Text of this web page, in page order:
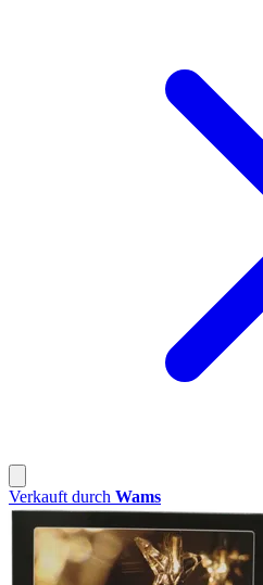
Verkauft durch Wams